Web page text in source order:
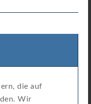
die auf
Wir
1
2. Juli 2024